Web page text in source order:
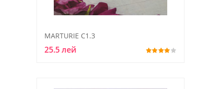
MARTURIE C1.3
25.5 лей